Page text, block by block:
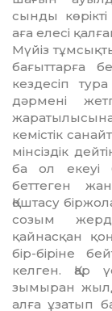
сынды
аға елесі
Мүйіз
бағыттарға
кездесіп
дәрмені
кемістік
мінсіздік
ба ол екеуі
беттеген
Қоштасу
созым
қайнасқан
бір-біріне
келген. Қар
зымыран
алға ұзатып